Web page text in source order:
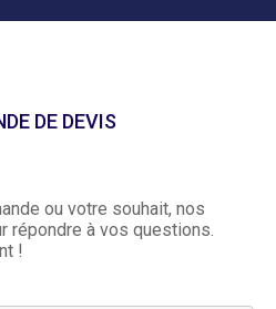
DE DEVIS
ou votre souhait, nos
répondre à vos questions.
!